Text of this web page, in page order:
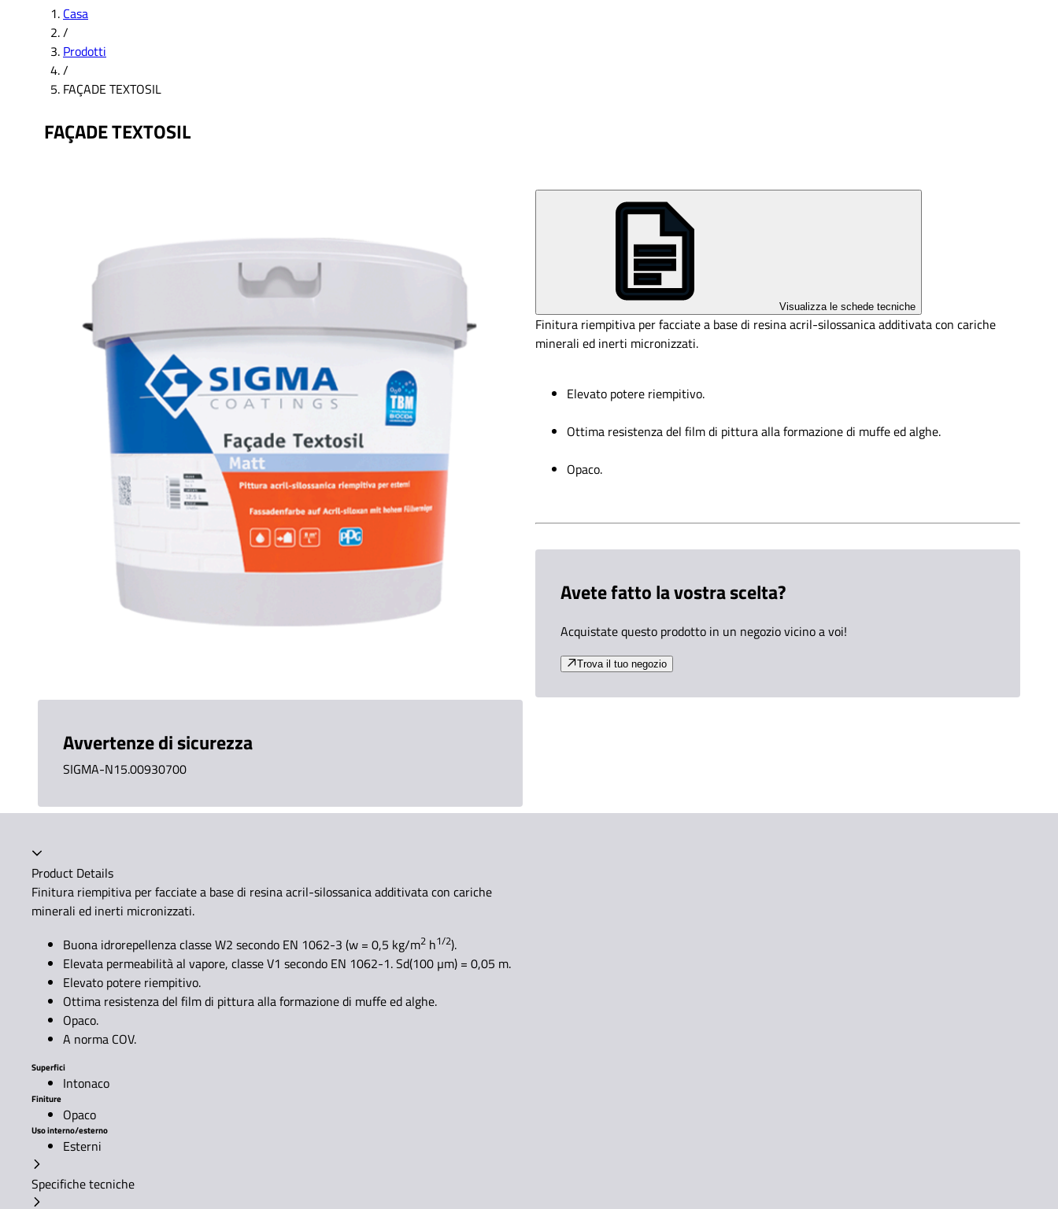
Casa
/
Prodotti
/
FAÇADE TEXTOSIL
FAÇADE TEXTOSIL
Avvertenze di sicurezza
SIGMA-N15.00930700
Visualizza le schede tecniche
Finitura riempitiva per facciate a base di resina acril-silossanica additivata con cariche
minerali ed inerti micronizzati.
Elevato potere riempitivo.
Ottima resistenza del film di pittura alla formazione di muffe ed alghe.
Opaco.
Avete fatto la vostra scelta?
Acquistate questo prodotto in un negozio vicino a voi!
Trova il tuo negozio
Product Details
Finitura riempitiva per facciate a base di resina acril-silossanica additivata con cariche
minerali ed inerti micronizzati.
Buona idrorepellenza classe W2 secondo EN 1062-3 (w = 0,5 kg/m2 h1/2).
Elevata permeabilità al vapore, classe V1 secondo EN 1062-1. Sd(100 µm) = 0,05 m.
Elevato potere riempitivo.
Ottima resistenza del film di pittura alla formazione di muffe ed alghe.
Opaco.
A norma COV.
Superfici
Intonaco
Finiture
Opaco
Uso interno/esterno
Esterni
Specifiche tecniche